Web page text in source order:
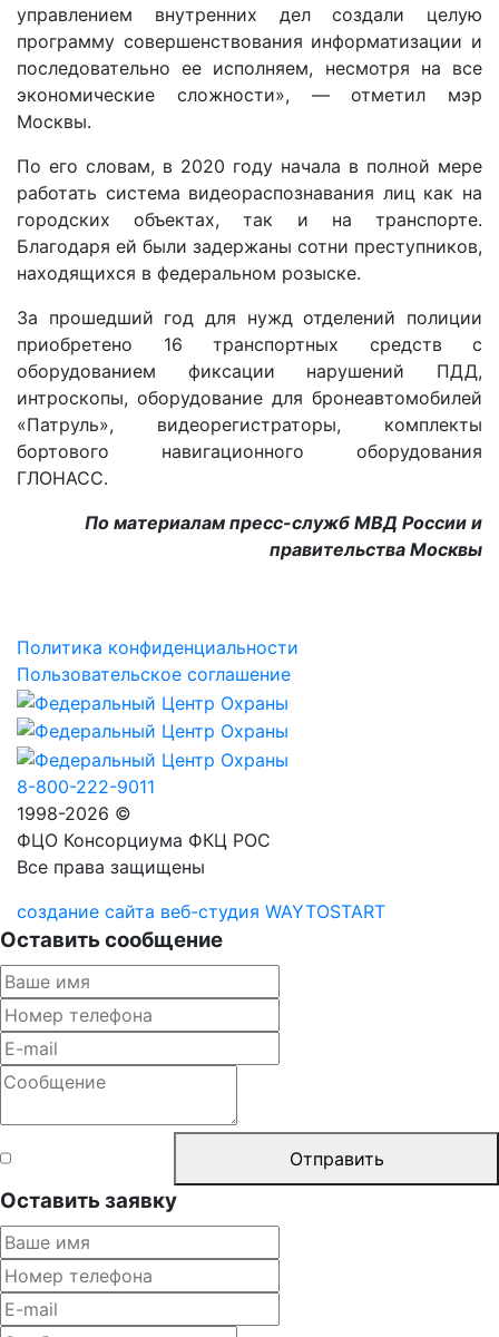
управлением внутренних дел создали целую
программу совершенствования информатизации и
последовательно ее исполняем, несмотря на все
экономические сложности», — отметил мэр
Москвы.
По его словам, в 2020 году начала в полной мере
работать система видеораспознавания лиц как на
городских объектах, так и на транспорте.
Благодаря ей были задержаны сотни преступников,
находящихся в федеральном розыске.
За прошедший год для нужд отделений полиции
приобретено 16 транспортных средств с
оборудованием фиксации нарушений ПДД,
интроскопы, оборудование для бронеавтомобилей
«Патруль», видеорегистраторы, комплекты
бортового навигационного оборудования
ГЛОНАСС.
По материалам пресс-служб МВД России и
правительства Москвы
Политика конфиденциальности
Пользовательское соглашение
8-800-222-9011
1998-2026 ©
ФЦО Консорциума ФКЦ РОС
Все права защищены
создание сайта веб-студия WAYTOSTART
Оставить сообщение
Отправить
Оставить заявку